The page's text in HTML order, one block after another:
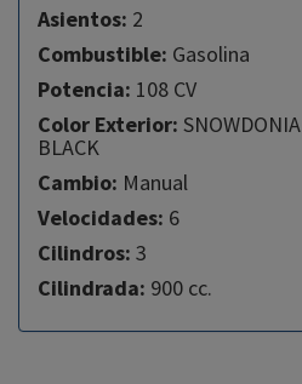
Asientos: 2
Combustible: Gasolina
Potencia: 108 CV
Color Exterior:
BLACK
Cambio: Manual
Velocidades: 6
Cilindros: 3
Cilindrada: 900 cc.